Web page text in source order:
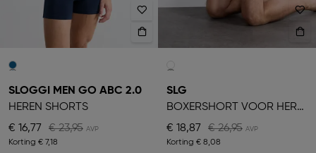
SLOGGI MEN GO ABC 2.0
HEREN SHORTS
€ 16,77
€ 23,95
Korting € 7,18
SLG
BOXERSHORT VOOR HEREN
€ 18,87
€ 26,95
Korting € 8,08